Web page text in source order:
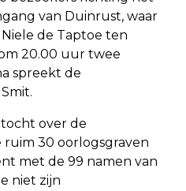
van Duinrust, waar
de Taptoe ten
20.00 uur twee
spreekt de
over de
ruim 30 oorlogsgraven
met de 99 namen van
niet zijn